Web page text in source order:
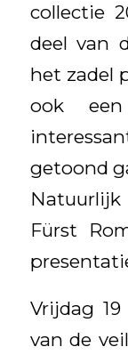
collectie
deel van
het zadel
ook
getoond
Fürst
Vrijdag
van de